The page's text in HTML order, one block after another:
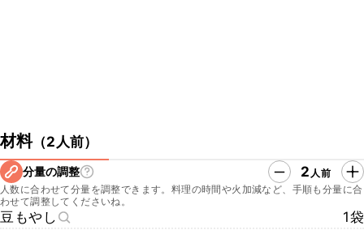
材料（2人前）
分量の調整 2 人前
人数に合わせて分量を調整できます。料理の時間や火加減など、手順も分量に合
わせて調整してくださいね。
豆もやし
1袋